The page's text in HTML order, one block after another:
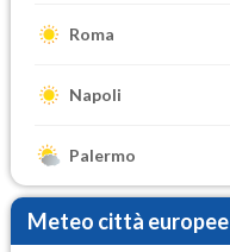
Roma
Napoli
Palermo
Meteo città europee